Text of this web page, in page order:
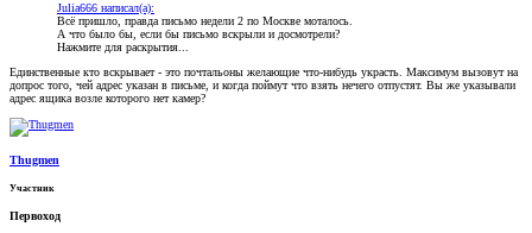
Julia666 написал(а):
Всё пришло, правда письмо недели 2 по Москве моталось.
А что было бы, если бы письмо вскрыли и досмотрели?
Нажмите для раскрытия...
Единственные кто вскрывает - это почтальоны желающие что-нибудь украсть. Максимум вызовут на
допрос того, чей адрес указан в письме, и когда поймут что взять нечего отпустят. Вы же указывали
адрес ящика возле которого нет камер?
Thugmen
Участник
Первоход